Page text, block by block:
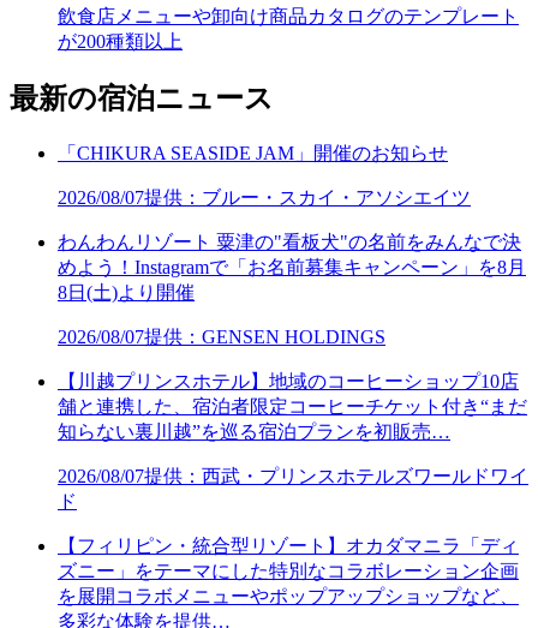
飲食店メニューや卸向け商品カタログのテンプレート
が200種類以上
最新の宿泊ニュース
「CHIKURA SEASIDE JAM」開催のお知らせ
2026/08/07提供：ブルー・スカイ・アソシエイツ
わんわんリゾート 粟津の"看板犬"の名前をみんなで決
めよう！Instagramで「お名前募集キャンペーン」を8月
8日(土)より開催
2026/08/07提供：GENSEN HOLDINGS
【川越プリンスホテル】地域のコーヒーショップ10店
舗と連携した、宿泊者限定コーヒーチケット付き“まだ
知らない裏川越”を巡る宿泊プランを初販売…
2026/08/07提供：西武・プリンスホテルズワールドワイ
ド
【フィリピン・統合型リゾート】オカダマニラ「ディ
ズニー」をテーマにした特別なコラボレーション企画
を展開コラボメニューやポップアップショップなど、
多彩な体験を提供…